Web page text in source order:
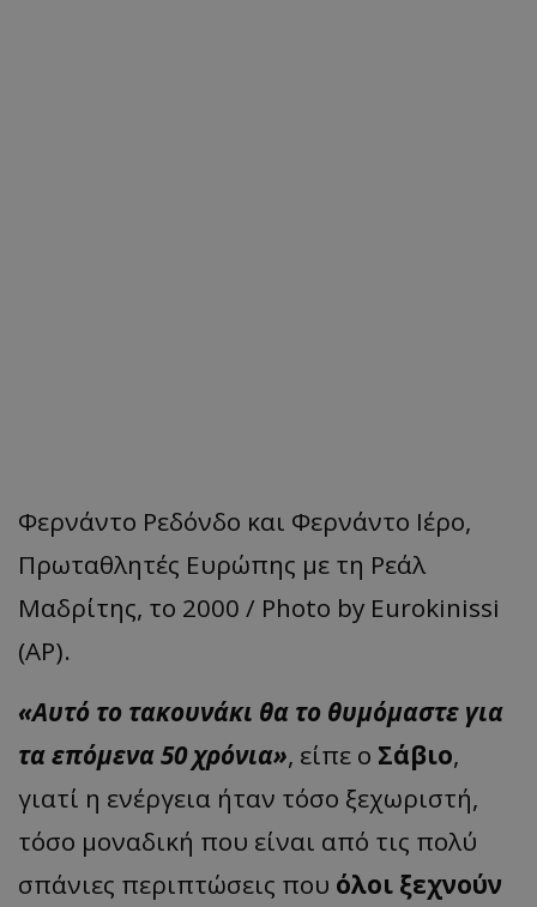
Φερνάντο Ρεδόνδο και Φερνάντο Ιέρο,
Πρωταθλητές Ευρώπης με τη Ρεάλ
Μαδρίτης, το 2000 / Photo by Eurokinissi
(AP).
«Αυτό το τακουνάκι θα το θυμόμαστε για
τα επόμενα 50 χρόνια», είπε ο Σάβιο,
γιατί η ενέργεια ήταν τόσο ξεχωριστή,
τόσο μοναδική που είναι από τις πολύ
σπάνιες περιπτώσεις που όλοι ξεχνούν